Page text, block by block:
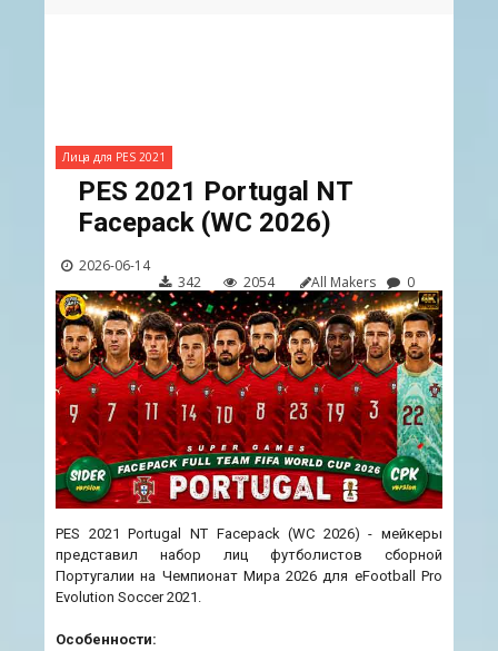
Лица для PES 2021
PES 2021 Portugal NT
Facepack (WC 2026)
2026-06-14
342
2054 All Makers 0
PES 2021 Portugal NT Facepack (WC 2026) - мейкеры
представил набор лиц футболистов сборной
Португалии на Чемпионат Мира 2026 для eFootball Pro
Evolution Soccer 2021.
Особенности: